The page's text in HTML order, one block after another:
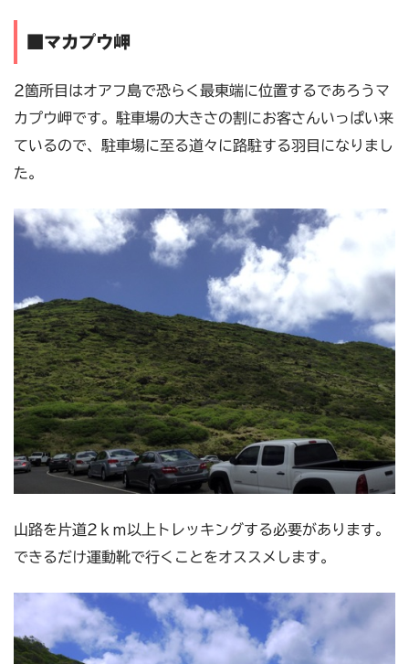
■マカプウ岬
2箇所目はオアフ島で恐らく最東端に位置するであろうマ
カプウ岬です。駐車場の大きさの割にお客さんいっぱい来
ているので、駐車場に至る道々に路駐する羽目になりまし
た。
山路を片道2ｋｍ以上トレッキングする必要があります。
できるだけ運動靴で行くことをオススメします。